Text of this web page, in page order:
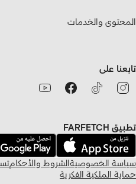
المحتوى والخدمات
تابعنا على
تطبيق FARFETCH
سياسة الخصوصيةالشروط والأحكام
حماية الملكية الفكرية